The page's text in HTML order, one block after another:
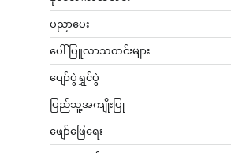
ပညာပေး
ပေါ်ပြူလာသတင်းများ
ပျော်ပွဲရွှင်ပွဲ
ပြည်သူ့အကျိုးပြု
ဖျော်ဖြေရေး